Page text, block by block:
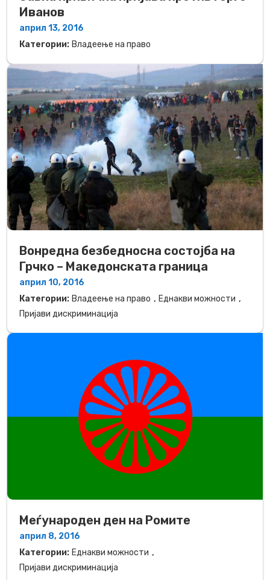
Иванов
април 13, 2016
Категории: Владеење на право
Вонредна безбедносна состојба на
Грчко – Македонската граница
април 10, 2016
Категории: Владеење на право , Еднакви можности ,
Пријави дискриминација
Mеѓународен ден на Ромите
април 8, 2016
Категории: Еднакви можности ,
Пријави дискриминација